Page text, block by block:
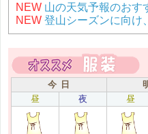
NEW 山の天気予報のおす
NEW 登山シーズンに向け
今 日
昼
夜 昼